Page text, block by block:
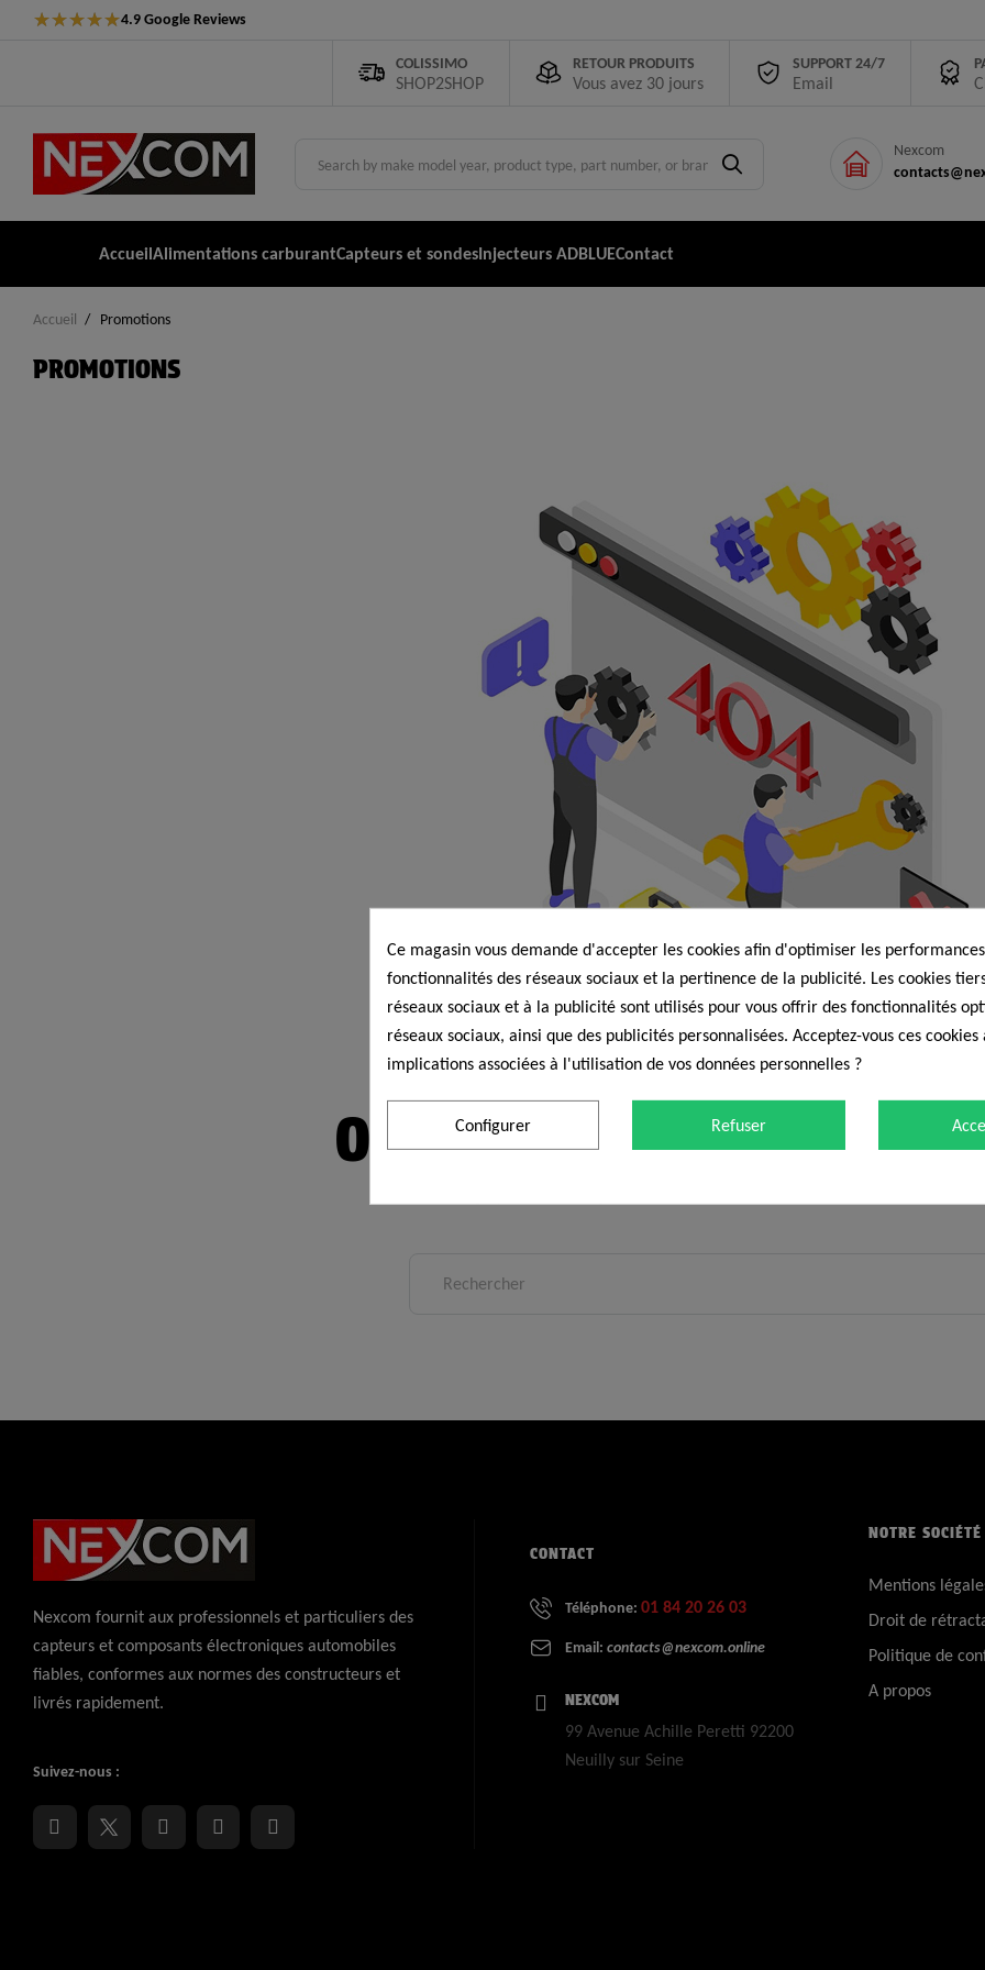
COLISSIMO
SHOP2SHOP
RETOUR PRODUITS
Vous avez 30 jours
SUPPORT 24/7
Email
4.9 Google Reviews
★★★★★
Nexcom
AccueilAlimentations carburantCapteurs et sondesInjecteurs ADBLUEContact
Accueil Promotions
PROMOTIONS
Oops! That page can’t
Nexcom fournit aux professionnels et particuliers des
capteurs et composants électroniques automobiles
fiables, conformes aux normes des constructeurs et
livrés rapidement.
Suivez-nous :
CONTACT
Téléphone: 01 84 20 26 03
Email: contacts@nexcom.online
NEXCOM
99 Avenue Achille Peretti 92200
Neuilly sur Seine
NOTRE SOCIÉTÉ
Mentions
Droit de
Politique de
A propos
Ce magasin vous demande d'accepter les cookies afin d'optimiser les
fonctionnalités des réseaux sociaux et la pertinence de la publicité. Les cookies
réseaux sociaux et à la publicité sont utilisés pour vous offrir des fonctionnalités
réseaux sociaux, ainsi que des publicités personnalisées. Acceptez-vous ces cookies
implications associées à l'utilisation de vos données personnelles ?
Configurer Refuser